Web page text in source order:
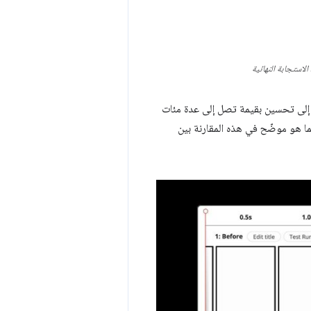
النهائية
تحسين بقيمة تصل إلى عدة مئات
هو موضّح في هذه المقارنة بين